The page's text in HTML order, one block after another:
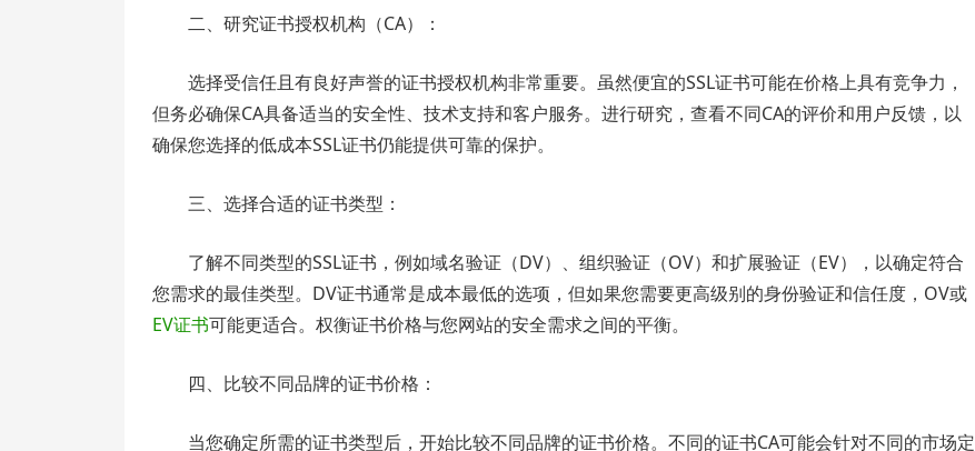
二、研究证书授权机构（CA）：
选择受信任且有良好声誉的证书授权机构非常重要。虽然便宜的SSL证书可能在价格上具有竞争力，
但务必确保CA具备适当的安全性、技术支持和客户服务。进行研究，查看不同CA的评价和用户反馈，以
确保您选择的低成本SSL证书仍能提供可靠的保护。
三、选择合适的证书类型：
了解不同类型的SSL证书，例如域名验证（DV）、组织验证（OV）和扩展验证（EV），以确定符合
您需求的最佳类型。DV证书通常是成本最低的选项，但如果您需要更高级别的身份验证和信任度，OV或
EV证书可能更适合。权衡证书价格与您网站的安全需求之间的平衡。
四、比较不同品牌的证书价格：
当您确定所需的证书类型后，开始比较不同品牌的证书价格。不同的证书CA可能会针对不同的市场定